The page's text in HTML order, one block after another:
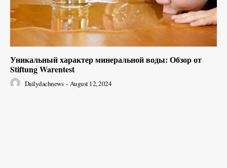
Уникальный характер минеральной воды: Обзор от
Stiftung Warentest
Dailydachnews - August 12, 2024